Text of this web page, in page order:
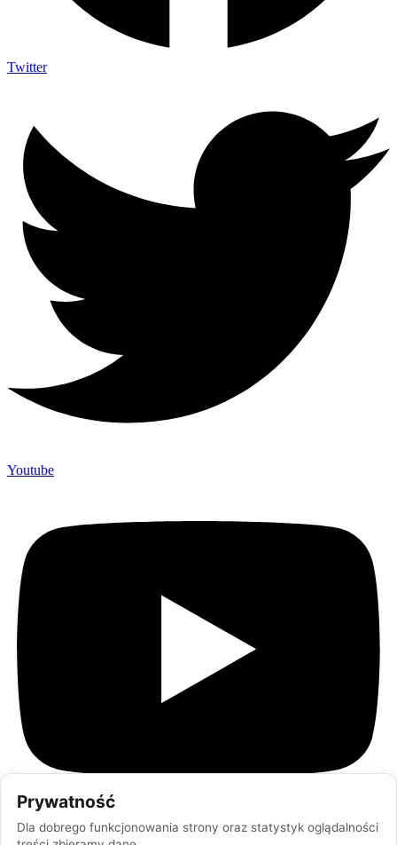
Twitter
Youtube
Prywatność
Dla dobrego funkcjonowania strony oraz statystyk oglądalności